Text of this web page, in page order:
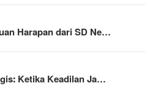
Harapan dari SD Ne…
Ketika Keadilan Ja…